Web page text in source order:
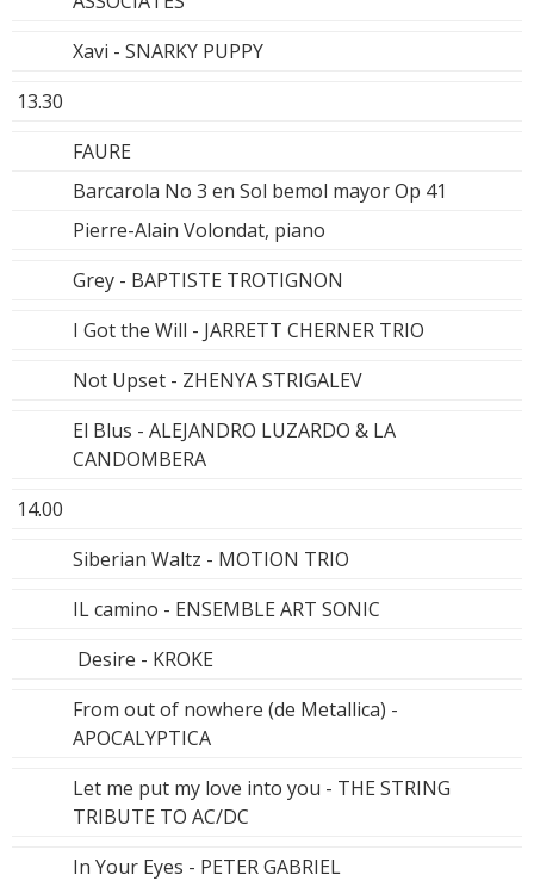
Xavi - SNARKY PUPPY
13.30
FAURE
Barcarola No 3 en Sol bemol mayor Op 41
Pierre-Alain Volondat, piano
Grey - BAPTISTE TROTIGNON
I Got the Will - JARRETT CHERNER TRIO
Not Upset - ZHENYA STRIGALEV
El Blus - ALEJANDRO LUZARDO & LA
CANDOMBERA
14.00
Siberian Waltz - MOTION TRIO
IL camino - ENSEMBLE ART SONIC
Desire - KROKE
From out of nowhere (de Metallica) -
APOCALYPTICA
Let me put my love into you - THE STRING
TRIBUTE TO AC/DC
In Your Eyes - PETER GABRIEL